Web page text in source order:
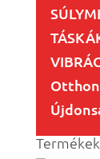
Termékek